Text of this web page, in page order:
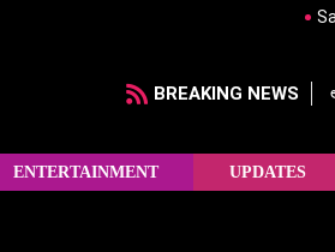
BREAKING NEWS
ENTERTAINMENT UPDATES